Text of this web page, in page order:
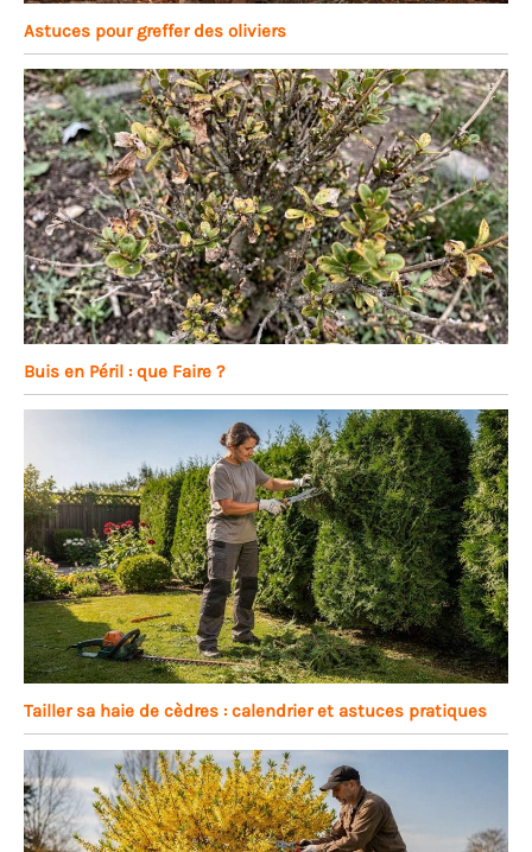
Astuces pour greffer des oliviers
Buis en Péril : que Faire ?
Tailler sa haie de cèdres : calendrier et astuces pratiques